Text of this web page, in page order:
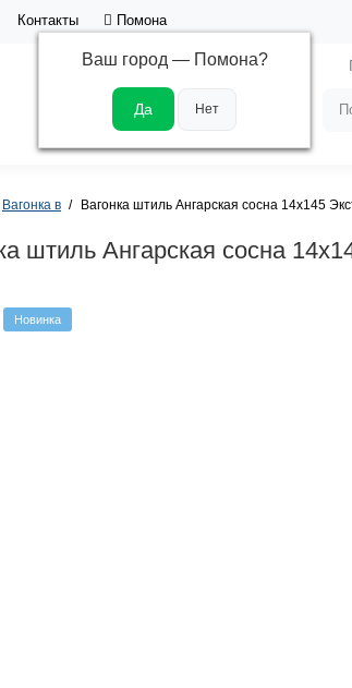
Контакты Помона
Ваш город — Помона?
Каталог
Вагонка в Вагонка штиль Ангарская сосна 14х145
штиль Ангарская сосна
Новинка